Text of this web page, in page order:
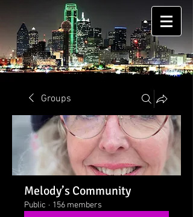
Groups
Melody’s Community
Public · 156 members